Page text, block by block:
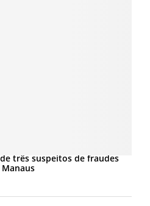
três suspeitos de fraudes